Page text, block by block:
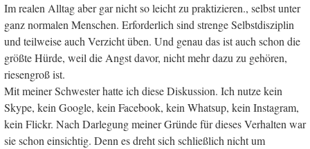
Im realen Alltag aber gar nicht so leicht zu praktizieren., selbst unter
ganz normalen Menschen. Erforderlich sind strenge Selbstdisziplin
und teilweise auch Verzicht üben. Und genau das ist auch schon die
größte Hürde, weil die Angst davor, nicht mehr dazu zu gehören,
riesengroß ist.
Mit meiner Schwester hatte ich diese Diskussion. Ich nutze kein
Skype, kein Google, kein Facebook, kein Whatsup, kein Instagram,
kein Flickr. Nach Darlegung meiner Gründe für dieses Verhalten war
sie schon einsichtig. Denn es dreht sich schließlich nicht um